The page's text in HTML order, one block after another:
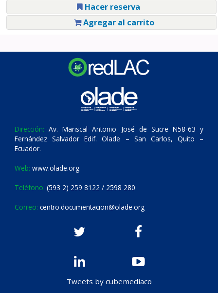
Hacer reserva
Agregar al carrito
Dirección: Av. Mariscal Antonio José de Sucre N58-63 y
Fernández Salvador Edif. Olade – San Carlos, Quito –
Ecuador.
Web: www.olade.org
Teléfono: (593 2) 259 8122 / 2598 280
Correo: centro.documentacion@olade.org
Tweets by cubemediaco